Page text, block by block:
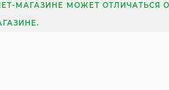
МАГАЗИНЕ МОЖЕТ ОТЛИЧАТЬСЯ